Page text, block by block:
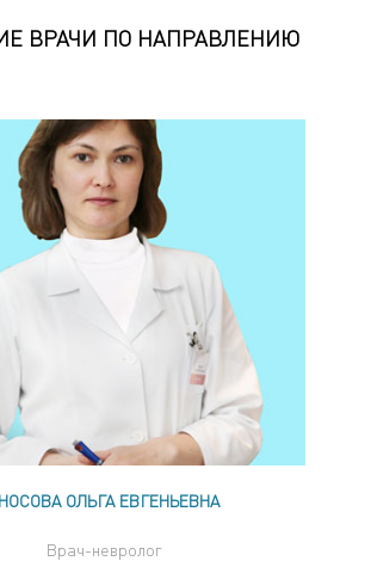
ВРАЧИ ПО НАПРАВЛЕНИЮ
ОЛЬГА ЕВГЕНЬЕВНА
Врач-невролог